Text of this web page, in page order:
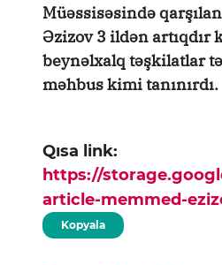
Müəssisəsində
Əzizov 3 ildən artıqdır
beynəlxalq təşkilatlar
məhbus kimi tanınırdı.
Qısa link:
https://
article-memmed-
Kopyala